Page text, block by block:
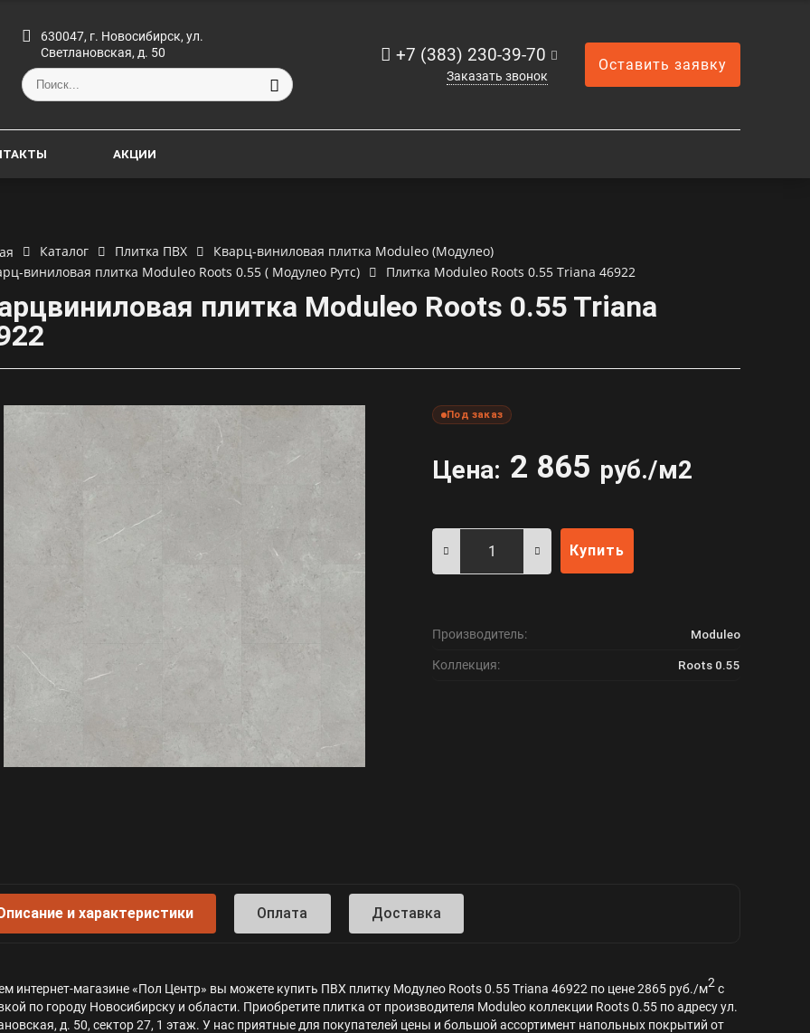
630047, г. Новосибирск, ул.
Светлановская, д. 50
+7 (383) 230-39-70
Заказать звонок
Оставить заявку
АКЦИИ
Каталог Плитка ПВХ
Кварц-виниловая плитка Moduleo (Модулео)
виниловая плитка Moduleo Roots 0.55 ( Модулео Рутс)
Плитка Moduleo Roots 0.55 Triana 46922
плитка Moduleo Roots 0.55 Triana
Под заказ
Цена: 2 865 руб./м2
Купить
Производитель: Moduleo
Коллекция: Roots 0.55
и характеристики Оплата Доставка
интернет-магазине «Пол Центр» вы можете купить ПВХ плитку Модулео Roots 0.55 Triana 46922 по цене 2865 руб./м2с
по городу Новосибирску и области. Приобретите плитка от производителя Moduleo коллекции Roots 0.55 по адресу ул.
д. 50, сектор 27, 1 этаж. У нас приятные для покупателей цены и большой ассортимент напольных покрытий от